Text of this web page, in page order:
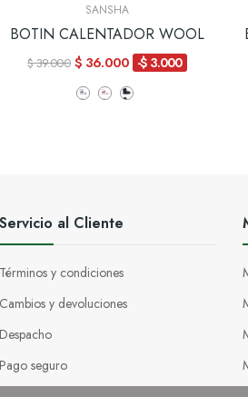
SANSHA
BOTIN CALENTADOR WOOL
$ 39.000 $ 36.000 -$ 3.000
Servicio al Cliente
Términos y condiciones
Cambios y devoluciones
Despacho
Pago seguro